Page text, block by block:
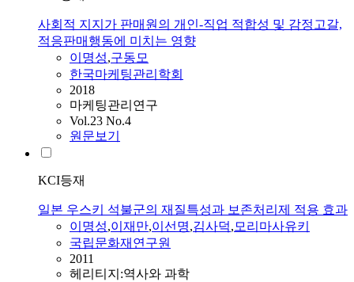
사회적 지지가 판매원의 개인-직업 적합성 및 감정고갈,
적응판매행동에 미치는 영향
이명성,구동모
한국마케팅관리학회
2018
마케팅관리연구
Vol.23 No.4
원문보기
KCI등재
일본 우스키 석불군의 재질특성과 보존처리제 적용 효과
이명성,이재만,이선명,김사덕,모리마사유키
국립문화재연구원
2011
헤리티지:역사와 과학